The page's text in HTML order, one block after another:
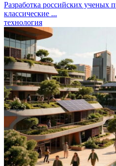
Разработка российских ученых
классические ...
технология